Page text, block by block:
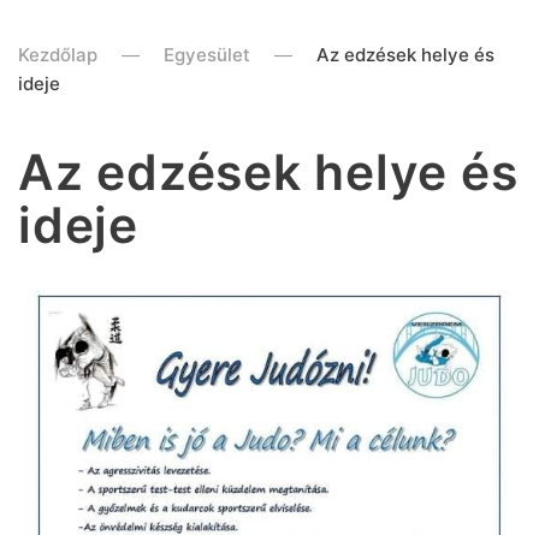
Kezdőlap Egyesület
Az edzések helye és
ideje
Az edzések helye és
ideje